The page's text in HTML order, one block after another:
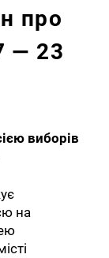
про
— 23
виборів
на